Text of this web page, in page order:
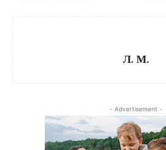
Л. М.
- Advertisement -